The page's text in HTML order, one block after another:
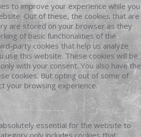
to improve your experience while you
Out of these, the cookies that are
are stored on your browser as they
of basic functionalities of the
party cookies that help us analyze
use this website. These cookies will be
with your consent. You also have the
cookies. But opting out of some of
your browsing experience.
essential for the website to
only includes cookies that